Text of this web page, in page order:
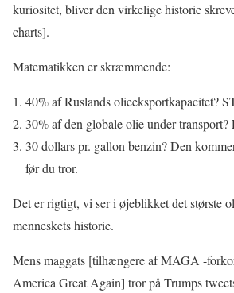
kuriositet, bliver den virkelige historie
charts].
Matematikken er skræmmende:
40% af Ruslands olieeksportkapacitet?
30% af den globale olie under
30 dollars pr. gallon benzin? Den
før du tror.
Det er rigtigt, vi ser i øjeblikket det største
menneskets historie.
Mens maggats [tilhængere af MAGA -
America Great Again] tror på Trumps